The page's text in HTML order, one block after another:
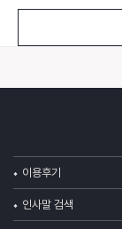
이용후기
인사말 검색